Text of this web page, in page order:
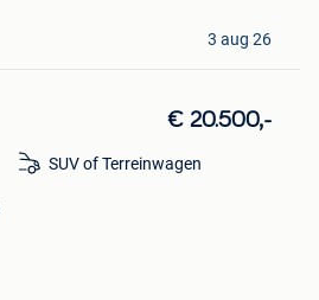
3 aug 26
€ 20.500,-
SUV of Terreinwagen